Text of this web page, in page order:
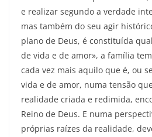
e realizar segundo a verdade
mas também do seu agir
plano de Deus, é constituída
de vida e de amor», a família
cada vez mais aquilo que é, ou
vida e de amor, numa tensão
realidade criada e redimida,
Reino de Deus. E numa
próprias raízes da realidade,